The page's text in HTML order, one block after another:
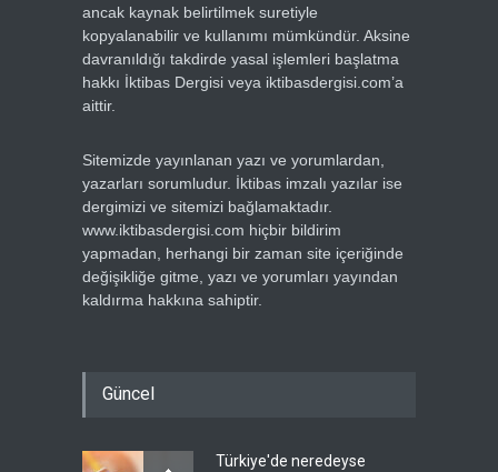
ancak kaynak belirtilmek suretiyle
kopyalanabilir ve kullanımı mümkündür. Aksine
davranıldığı takdirde yasal işlemleri başlatma
hakkı İktibas Dergisi veya iktibasdergisi.com’a
aittir.
Sitemizde yayınlanan yazı ve yorumlardan,
yazarları sorumludur. İktibas imzalı yazılar ise
dergimizi ve sitemizi bağlamaktadır.
www.iktibasdergisi.com hiçbir bildirim
yapmadan, herhangi bir zaman site içeriğinde
değişikliğe gitme, yazı ve yorumları yayından
kaldırma hakkına sahiptir.
Güncel
Türkiye'de neredeyse